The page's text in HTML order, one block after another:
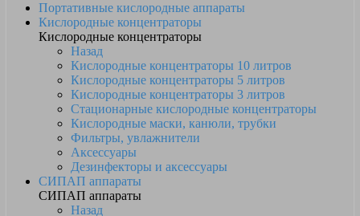
Портативные кислородные аппараты
Кислородные концентраторы
Кислородные концентраторы
Назад
Кислородные концентраторы 10 литров
Кислородные концентраторы 5 литров
Кислородные концентраторы 3 литров
Стационарные кислородные концентраторы
Кислородные маски, канюли, трубки
Фильтры, увлажнители
Аксессуары
Дезинфекторы и аксессуары
СИПАП аппараты
СИПАП аппараты
Назад